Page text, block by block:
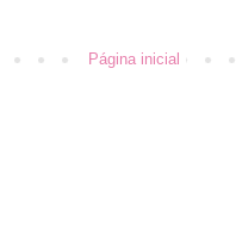
Página inicial